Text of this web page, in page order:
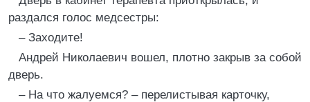
раздался голос медсестры:
– Заходите!
Андрей Николаевич вошел, плотно закрыв за собой
дверь.
– На что жалуемся? – перелистывая карточку,